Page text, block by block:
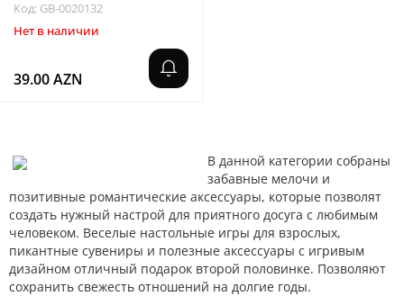
Код: GB-0020132
Нет в наличии
39.00 AZN
В данной категории собраны
забавные мелочи и
позитивные романтические аксессуары, которые позволят
создать нужный настрой для приятного досуга с любимым
человеком. Веселые настольные игры для взрослых,
пикантные сувениры и полезные аксессуары с игривым
дизайном отличный подарок второй половинке. Позволяют
сохранить свежесть отношений на долгие годы.